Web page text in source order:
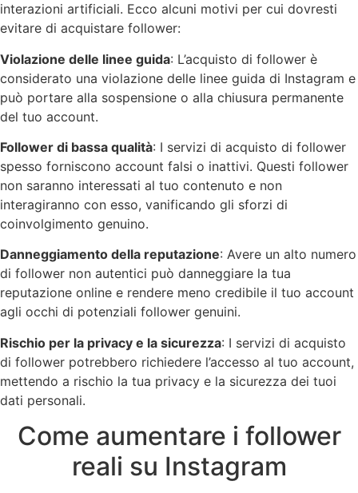
interazioni artificiali. Ecco alcuni motivi per cui dovresti
evitare di acquistare follower:
Violazione delle linee guida: L’acquisto di follower è
considerato una violazione delle linee guida di Instagram e
può portare alla sospensione o alla chiusura permanente
del tuo account.
Follower di bassa qualità: I servizi di acquisto di follower
spesso forniscono account falsi o inattivi. Questi follower
non saranno interessati al tuo contenuto e non
interagiranno con esso, vanificando gli sforzi di
coinvolgimento genuino.
Danneggiamento della reputazione: Avere un alto numero
di follower non autentici può danneggiare la tua
reputazione online e rendere meno credibile il tuo account
agli occhi di potenziali follower genuini.
Rischio per la privacy e la sicurezza: I servizi di acquisto
di follower potrebbero richiedere l’accesso al tuo account,
mettendo a rischio la tua privacy e la sicurezza dei tuoi
dati personali.
Come aumentare i follower
reali su Instagram